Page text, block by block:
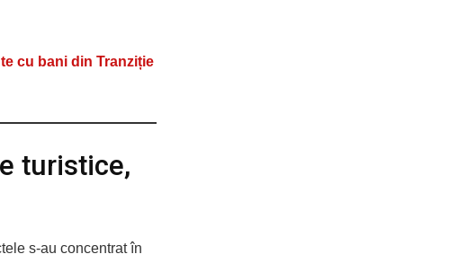
cu bani din Tranziție
turistice,
s-au concentrat în